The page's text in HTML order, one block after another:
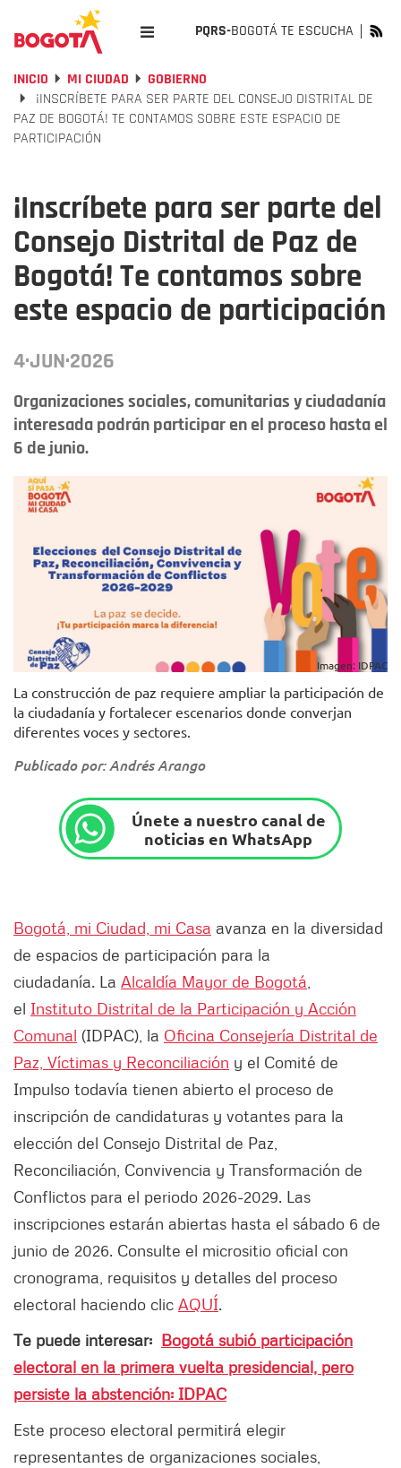
PQRS-BOGOTÁ TE ESCUCHA
INICIO MI CIUDAD
GOBIERNO
¡INSCRÍBETE PARA SER PARTE DEL CONSEJO DISTRITAL DE
PAZ DE BOGOTÁ! TE CONTAMOS SOBRE ESTE ESPACIO DE
PARTICIPACIÓN
¡Inscríbete para ser parte del
Consejo Distrital de Paz de
Bogotá! Te contamos sobre
este espacio de participación
4·JUN·2026
Organizaciones sociales, comunitarias y ciudadanía
interesada podrán participar en el proceso hasta el
6 de junio.
Imagen: IDPAC
La construcción de paz requiere ampliar la participación de
la ciudadanía y fortalecer escenarios donde converjan
diferentes voces y sectores.
Publicado por: Andrés Arango
Únete a nuestro canal de
noticias en WhatsApp
Bogotá, mi Ciudad, mi Casa avanza en la diversidad
de espacios de participación para la
ciudadanía. La Alcaldía Mayor de Bogotá
el Instituto Distrital de la Participación y Acción
Comunal (IDPAC), la Oficina Consejería Distrital de
Paz, Víctimas y Reconciliación y el Comité de
Impulso todavía tienen abierto el proceso de
inscripción de candidaturas y votantes para la
elección del Consejo Distrital de Paz,
Reconciliación, Convivencia y Transformación de
Conflictos para el periodo 2026-2029. Las
inscripciones estarán abiertas hasta el sábado 6 de
junio de 2026. Consulte el micrositio oficial con
cronograma, requisitos y detalles del proceso
electoral haciendo clic AQUÍ.
Te puede interesar: Bogotá subió participación
electoral en la primera vuelta presidencial, pero
persiste la abstención: IDPAC
Este proceso electoral permitirá elegir
representantes de organizaciones sociales,